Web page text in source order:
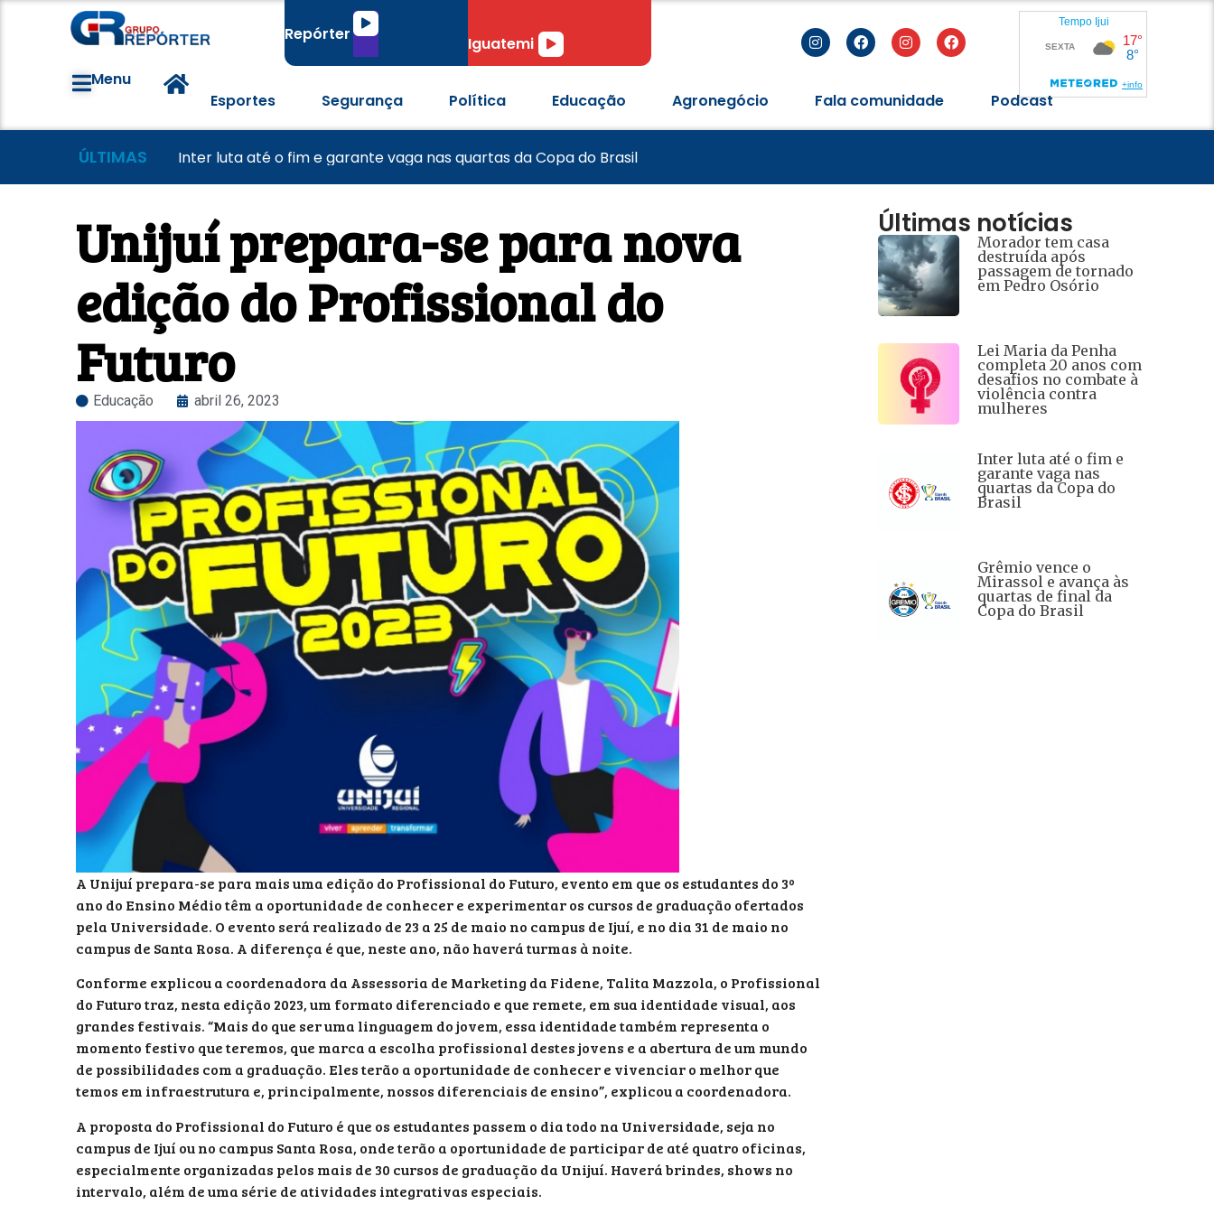
Repórter
Tocador
áudio
Iguatemi Tocador
de
Menu
Esportes
Segurança Política Educação Agronegócio Fala comunidade Podcast
ÚLTIMAS Morador tem casa destruída após passagem de tornado em Pedro Osório
Lei Maria da Penha completa 20 anos com desafios no combate à violência contra mulheres
Inter luta até o fim e garante vaga nas quartas da Copa do Brasil
Unijuí prepara-se para nova
edição do Profissional do
Futuro
Educação abril 26, 2023
A Unijuí prepara-se para mais uma edição do Profissional do Futuro, evento em que os estudantes do 3º
ano do Ensino Médio têm a oportunidade de conhecer e experimentar os cursos de graduação ofertados
pela Universidade. O evento será realizado de 23 a 25 de maio no campus de Ijuí, e no dia 31 de maio no
campus de Santa Rosa. A diferença é que, neste ano, não haverá turmas à noite.
Conforme explicou a coordenadora da Assessoria de Marketing da Fidene, Talita Mazzola, o Profissional
do Futuro traz, nesta edição 2023, um formato diferenciado e que remete, em sua identidade visual, aos
grandes festivais. “Mais do que ser uma linguagem do jovem, essa identidade também representa o
momento festivo que teremos, que marca a escolha profissional destes jovens e a abertura de um mundo
de possibilidades com a graduação. Eles terão a oportunidade de conhecer e vivenciar o melhor que
temos em infraestrutura e, principalmente, nossos diferenciais de ensino”, explicou a coordenadora.
A proposta do Profissional do Futuro é que os estudantes passem o dia todo na Universidade, seja no
campus de Ijuí ou no campus Santa Rosa, onde terão a oportunidade de participar de até quatro oficinas,
especialmente organizadas pelos mais de 30 cursos de graduação da Unijuí. Haverá brindes, shows no
intervalo, além de uma série de atividades integrativas especiais.
Últimas notícias
Morador tem casa
destruída após
passagem de tornado
em Pedro Osório
Lei Maria da Penha
completa 20 anos com
desafios no combate à
violência contra
mulheres
Inter luta até o fim e
garante vaga nas
quartas da Copa do
Brasil
Grêmio vence o
Mirassol e avança às
quartas de final da
Copa do Brasil